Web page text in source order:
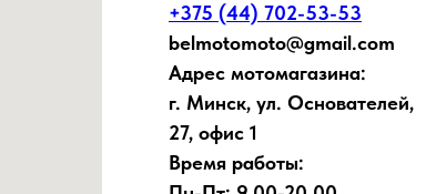
+375 (44) 702-53-53
belmotomoto@gmail.com
Адрес мотомагазина:
г. Минск, ул. Основателей,
27, офис 1
Время работы: